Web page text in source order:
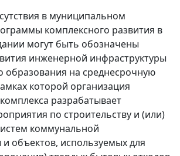
в муниципальном
комплексного развития в
могут быть обозначены
инженерной инфраструктуры
образования на среднесрочную
которой организация
разрабатывает
по строительству и (или)
коммунальной
объектов, используемых для